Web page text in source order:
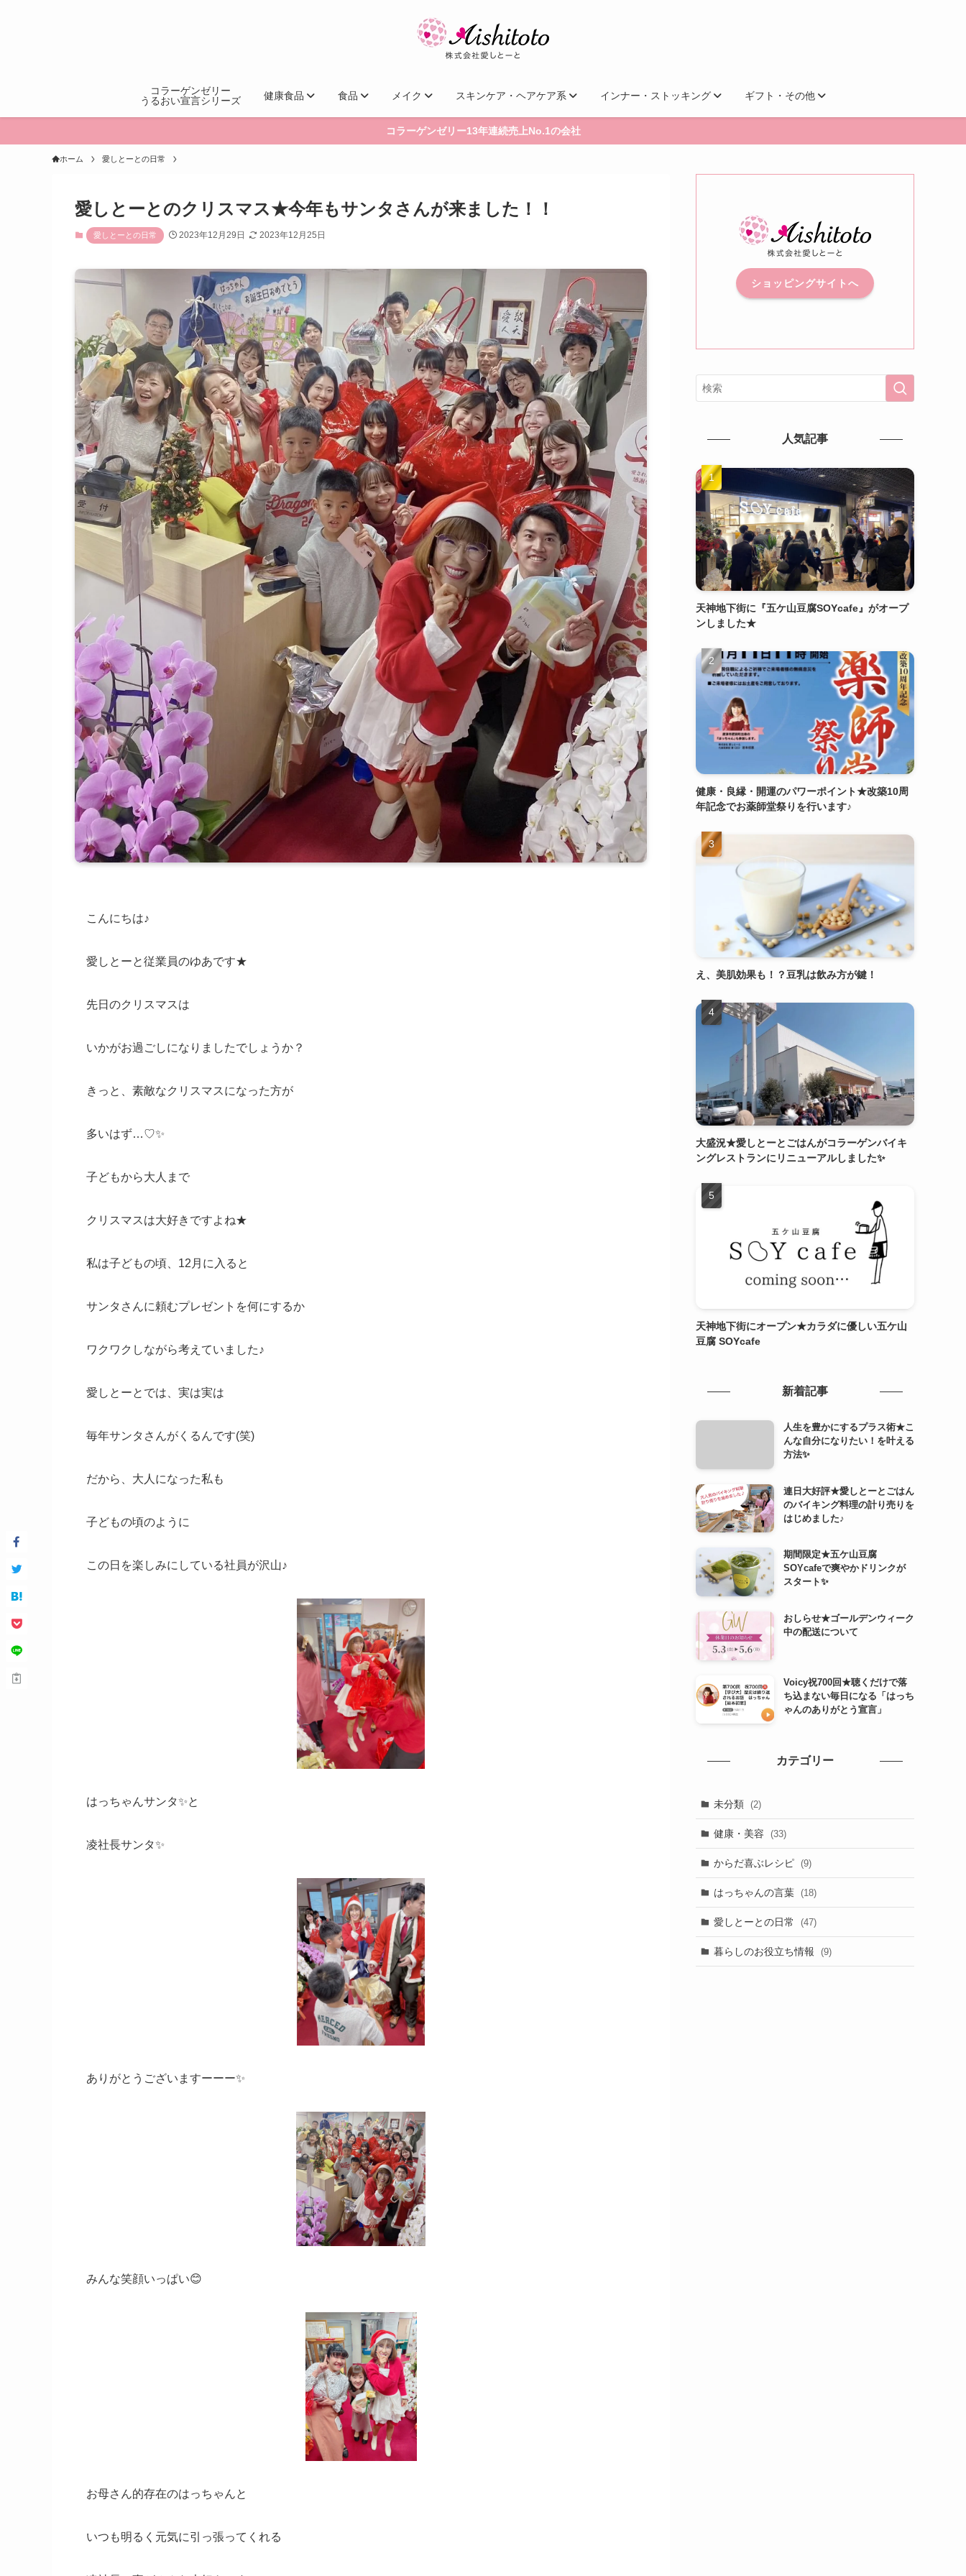
コラーゲンゼリー
うるおい宣言シリーズ
健康食品 食品 メイク スキンケア・ヘアケア系 インナー・ストッキング ギフト・その他
コラーゲンゼリー13年連続売上No.1の会社
ホーム 愛しとーとの日常
愛しとーとのクリスマス★今年もサンタさんが来ました！！
愛しとーとの日常 2023年12月29日 2023年12月25日
こんにちは♪
愛しとーと従業員のゆあです★
先日のクリスマスは
いかがお過ごしになりましたでしょうか？
きっと、素敵なクリスマスになった方が
多いはず…♡✨
子どもから大人まで
クリスマスは大好きですよね★
私は子どもの頃、12月に入ると
サンタさんに頼むプレゼントを何にするか
ワクワクしながら考えていました♪
愛しとーとでは、実は実は
毎年サンタさんがくるんです(笑)
だから、大人になった私も
子どもの頃のように
この日を楽しみにしている社員が沢山♪
はっちゃんサンタ✨と
凌社長サンタ✨
ありがとうございますーーー✨
みんな笑顔いっぱい😊
お母さん的存在のはっちゃんと
いつも明るく元気に引っ張ってくれる
ショッピングサイトへ
人気記事
天神地下街に『五ケ山豆腐SOYcafe』がオープ
ンしました★
健康・良縁・開運のパワーポイント★改築10周
年記念でお薬師堂祭りを行います♪
え、美肌効果も！？豆乳は飲み方が鍵！
大盛況★愛しとーとごはんがコラーゲンバイキ
ングレストランにリニューアルしました✨
天神地下街にオープン★カラダに優しい五ケ山
豆腐 SOYcafe
新着記事
人生を豊かにするプラス術★こ
んな自分になりたい！を叶える
方法✨
連日大好評★愛しとーとごはん
のバイキング料理の計り売りを
はじめました♪
期間限定★五ケ山豆腐
SOYcafeで爽やかドリンクが
スタート✨
おしらせ★ゴールデンウィーク
中の配送について
Voicy祝700回★聴くだけで落
ち込まない毎日になる「はっち
ゃんのありがとう宣言」
カテゴリー
未分類 (2)
健康・美容 (33)
からだ喜ぶレシピ (9)
はっちゃんの言葉 (18)
愛しとーとの日常 (47)
暮らしのお役立ち情報 (9)